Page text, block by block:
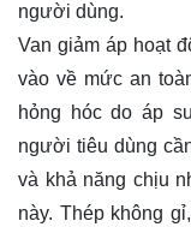
người dùng.
Van giảm áp hoạt
vào về mức an
hỏng hóc do áp
người tiêu dùng
và khả năng chịu
này. Thép không